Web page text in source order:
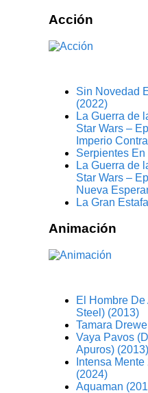
Acción
Sin Novedad
(2022)
La Guerra de
Star Wars –
Imperio
Serpientes
La Guerra de
Star Wars –
Nueva
La Gran
Animación
El Hombre
Steel) (2013)
Tamara
Vaya Pavos
Apuros) (2013)
Intensa
(2024)
Aquaman